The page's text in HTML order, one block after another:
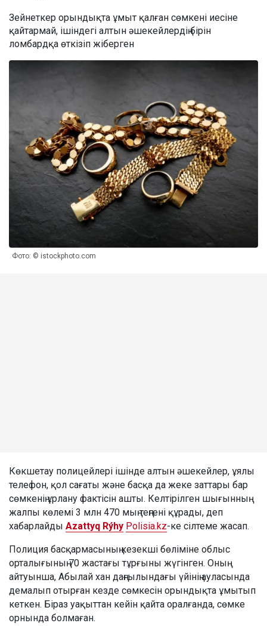
Зейнеткер орындықта ұмыт қалған сөмкені иесіне
қайтармай, ішіндегі алтын әшекейлердің бірін
ломбардқа өткізіп жіберген
Фото: © istockphoto.com
Көкшетау полицейлері ішінде алтын әшекейлер, ұялы
телефон, қол сағаты және басқа да жеке заттары бар
сөмкенің ұрлану фактісін ашты. Келтірілген шығынның
жалпы көлемі 3 млн 470 мың теңгені құрады, деп
хабарлайды Azattyq Rýhy Polisia.kz-ке сілтеме жасап.
Полиция басқармасының кезекші бөліміне облыс
орталығының 70 жастағы тұрғыны жүгінген. Оның
айтуынша, Абылай хан даңғылындағы үйінің ауласында
демалып отырған кезде сөмкесін орындықта ұмытып
кеткен. Біраз уақыттан кейін қайта оралғанда, сөмке
орнында болмаған.